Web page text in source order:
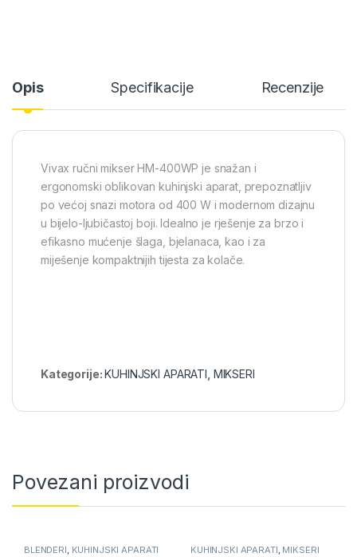
Opis Specifikacije Recenzije
Vivax ručni mikser HM-400WP je snažan i
ergonomski oblikovan kuhinjski aparat, prepoznatljiv
po većoj snazi motora od 400 W i modernom dizajnu
u bijelo-ljubičastoj boji. Idealno je rješenje za brzo i
efikasno mućenje šlaga, bjelanaca, kao i za
miješenje kompaktnijih tijesta za kolače.
Kategorije:KUHINJSKI APARATI MIKSERI
Povezani proizvodi
BLENDERI, KUHINJSKI APARATI KUHINJSKI APARATI, MIKSERI